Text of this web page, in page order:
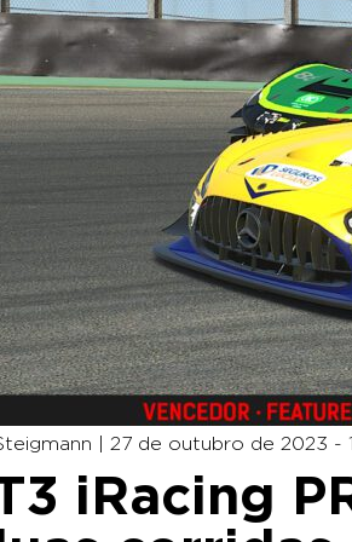
| 27 de outubro de 2023 -
iRacing